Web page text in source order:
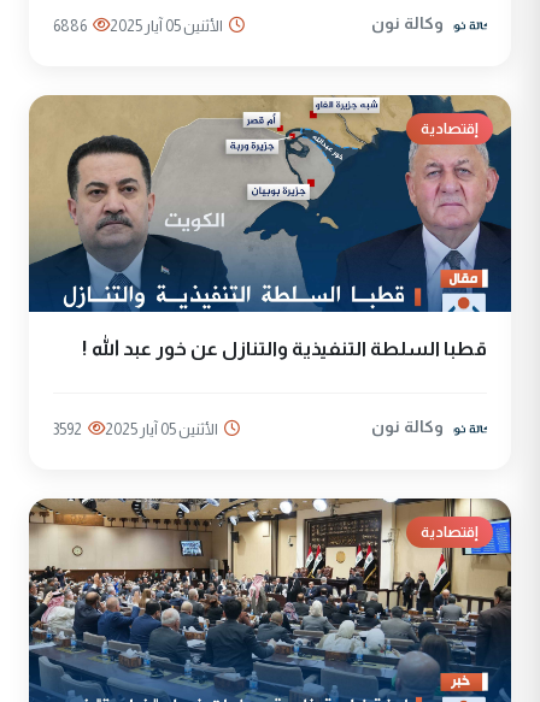
وكالة نون الأثنين 05 آيار 2025 6886
إقتصادية
قطبا السلطة التنفيذية والتنازل عن خور عبد الله !
وكالة نون الأثنين 05 آيار 2025 3592
إقتصادية